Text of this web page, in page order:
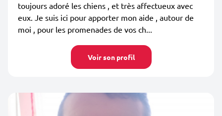
toujours adoré les chiens , et très affectueux avec
eux. Je suis ici pour apporter mon aide , autour de
moi , pour les promenades de vos ch...
Voir son profil